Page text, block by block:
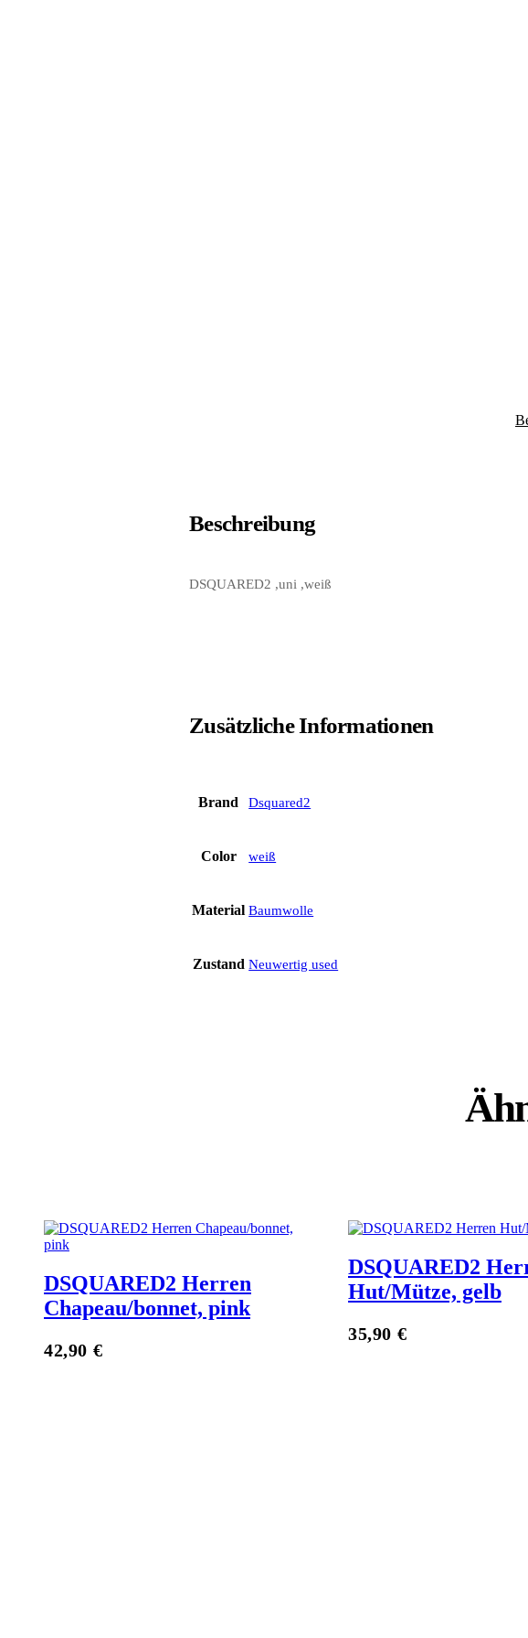
Beschreibung
DSQUARED2 ,uni ,weiß
Zusätzliche Informationen
Brand Dsquared2
Color weiß
Material Baumwolle
Zustand Neuwertig used
DSQUARED2 Herren
Chapeau/bonnet, pink
42,90 €
DSQUARED2
Hut/Mütze, gelb
35,90 €